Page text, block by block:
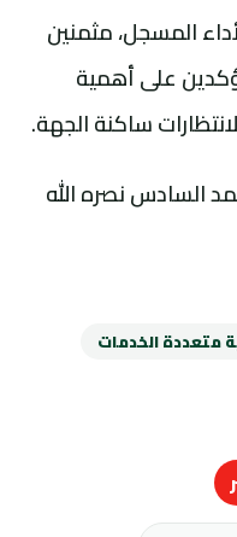
المسجل، مثمنين
على أهمية
ساكنة الجهة.
السادس نصره الله
متعددة الخدمات